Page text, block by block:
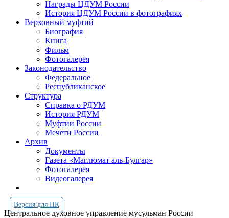
Награды ЦДУМ России
История ЦДУМ России в фотографиях
Верховный муфтий
Биография
Книга
Фильм
Фотогалерея
Законодательство
Федеральное
Республиканское
Структура
Справка о РДУМ
История РДУМ
Муфтии России
Мечети России
Архив
Документы
Газета «Маглюмат аль-Булгар»
Фотогалерея
Видеогалерея
Версия для ПК
Центральное духовное управление мусульман России